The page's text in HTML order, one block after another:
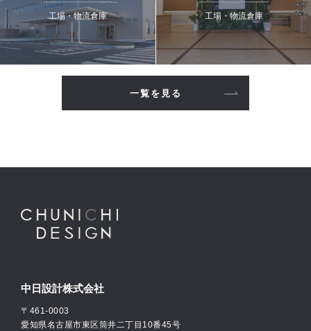
搬送システム工場
工場・物流倉庫 工場・物流倉庫
一覧を見る
中日設計株式会社
〒461-0003
愛知県名古屋市東区筒井二丁目10番45号